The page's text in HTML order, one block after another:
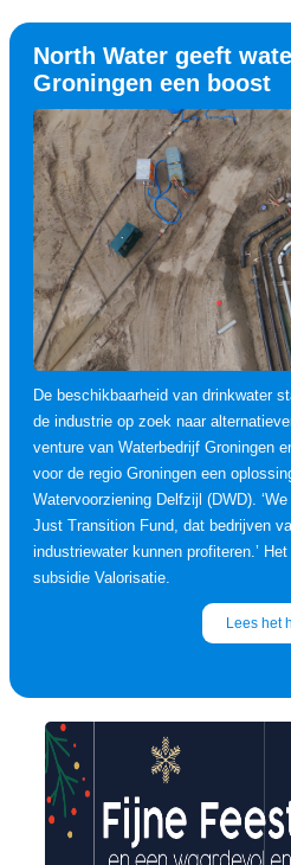
North Water geeft
Groningen een boost
De beschikbaarheid van drinkwater
de industrie op zoek naar
venture van Waterbedrijf Groningen
voor de regio Groningen een
Watervoorziening Delfzijl (DWD).
Just Transition Fund, dat bedrijven
industriewater kunnen profiteren.’
subsidie Valorisatie.
Lees het